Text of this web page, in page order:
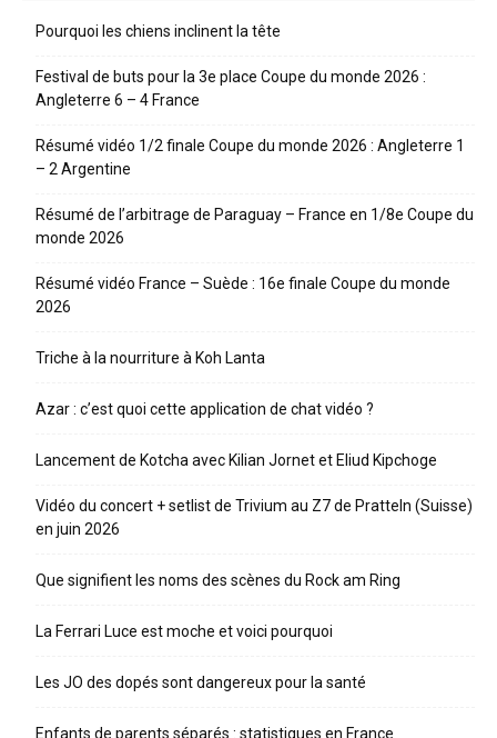
Pourquoi les chiens inclinent la tête
Festival de buts pour la 3e place Coupe du monde 2026 :
Angleterre 6 – 4 France
Résumé vidéo 1/2 finale Coupe du monde 2026 : Angleterre 1
– 2 Argentine
Résumé de l’arbitrage de Paraguay – France en 1/8e Coupe du
monde 2026
Résumé vidéo France – Suède : 16e finale Coupe du monde
2026
Triche à la nourriture à Koh Lanta
Azar : c’est quoi cette application de chat vidéo ?
Lancement de Kotcha avec Kilian Jornet et Eliud Kipchoge
Vidéo du concert + setlist de Trivium au Z7 de Pratteln (Suisse)
en juin 2026
Que signifient les noms des scènes du Rock am Ring
La Ferrari Luce est moche et voici pourquoi
Les JO des dopés sont dangereux pour la santé
Enfants de parents séparés : statistiques en France